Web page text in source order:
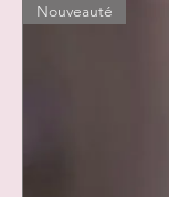
Nouveauté